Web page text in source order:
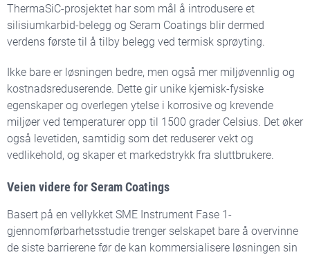
ThermaSiC-prosjektet har som mål å introdusere et
silisiumkarbid-belegg og Seram Coatings blir dermed
verdens første til å tilby belegg ved termisk sprøyting.
Ikke bare er løsningen bedre, men også mer miljøvennlig og
kostnadsreduserende. Dette gir unike kjemisk-fysiske
egenskaper og overlegen ytelse i korrosive og krevende
miljøer ved temperaturer opp til 1500 grader Celsius. Det øker
også levetiden, samtidig som det reduserer vekt og
vedlikehold, og skaper et markedstrykk fra sluttbrukere.
Veien videre for Seram Coatings
Basert på en vellykket SME Instrument Fase 1-
gjennomførbarhetsstudie trenger selskapet bare å overvinne
de siste barrierene før de kan kommersialisere løsningen sin